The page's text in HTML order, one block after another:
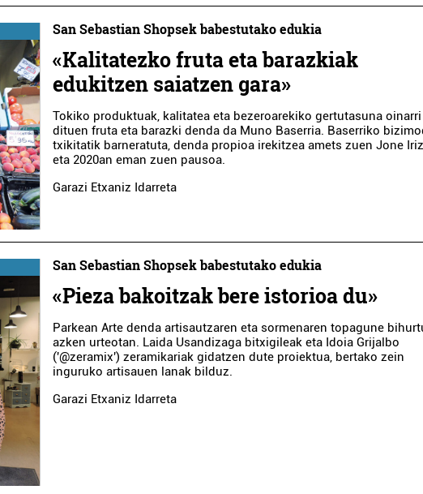
San Sebastian Shopsek babestutako edukia
«Kalitatezko fruta eta barazkiak
edukitzen saiatzen gara»
Tokiko produktuak, kalitatea eta bezeroarekiko gertutasuna oinarri
dituen fruta eta barazki denda da Muno Baserria. Baserriko
txikitatik barneratuta, denda propioa irekitzea amets zuen Jone
eta 2020an eman zuen pausoa.
Garazi Etxaniz Idarreta
San Sebastian Shopsek babestutako edukia
«Pieza bakoitzak bere istorioa du»
Parkean Arte denda artisautzaren eta sormenaren topagune
azken urteotan. Laida Usandizaga bitxigileak eta Idoia Grijalbo
('@zeramix') zeramikariak gidatzen dute proiektua, bertako zein
inguruko artisauen lanak bilduz.
Garazi Etxaniz Idarreta